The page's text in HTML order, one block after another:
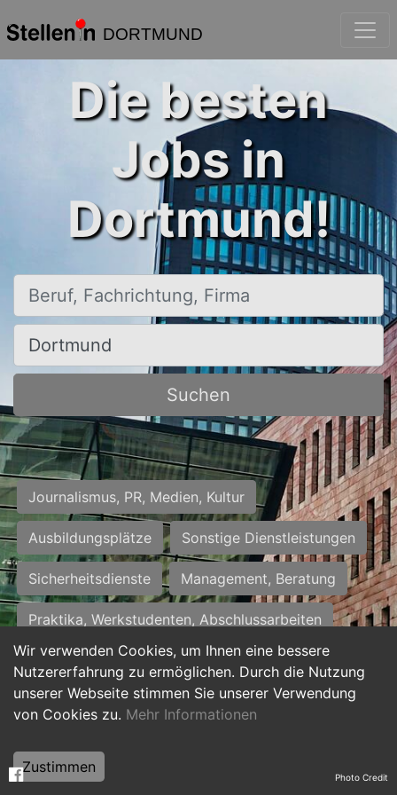
DORTMUND
Wir verwenden Cookies, um Ihnen eine bessere
Nutzererfahrung zu ermöglichen. Durch die Nutzung
unserer Webseite stimmen Sie unserer Verwendung
von Cookies zu. Mehr Informationen
Zustimmen
Die besten
Jobs in
Dortmund!
Beruf, Fachrichtung, Firma
Ort, Stadt
Suchen
Journalismus, PR, Medien, Kultur
Ausbildungsplätze Sonstige Dienstleistungen
Sicherheitsdienste Management, Beratung
Praktika, Werkstudenten, Abschlussarbeiten
Personalwesen Assistenz, Sekretariat
Hilfskräfte, Aushilfs- und Nebenjobs
Weiterbildung, Studium, duale Ausbildung Photo Credit